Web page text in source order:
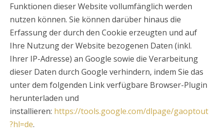
Funktionen dieser Website vollumfänglich werden
nutzen können. Sie können darüber hinaus die
Erfassung der durch den Cookie erzeugten und auf
Ihre Nutzung der Website bezogenen Daten (inkl.
Ihrer IP-Adresse) an Google sowie die Verarbeitung
dieser Daten durch Google verhindern, indem Sie das
unter dem folgenden Link verfügbare Browser-Plugin
herunterladen und
installieren: https://tools.google.com/dlpage/gaoptout
?hl=de.